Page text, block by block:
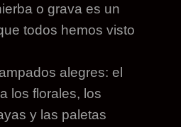
o grava es un
todos hemos visto
alegres: el
los florales, los
y las paletas